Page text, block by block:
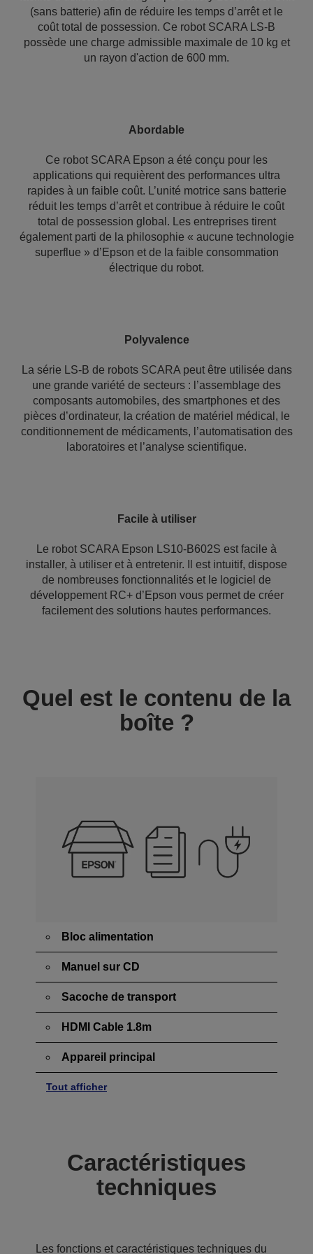
(sans batterie) afin de réduire les temps d’arrêt et le
coût total de possession. Ce robot SCARA LS-B
possède une charge admissible maximale de 10 kg et
un rayon d'action de 600 mm.
Abordable
Ce robot SCARA Epson a été conçu pour les
applications qui requièrent des performances ultra
rapides à un faible coût. L’unité motrice sans batterie
réduit les temps d’arrêt et contribue à réduire le coût
total de possession global. Les entreprises tirent
également parti de la philosophie « aucune technologie
superflue » d’Epson et de la faible consommation
électrique du robot.
Polyvalence
La série LS-B de robots SCARA peut être utilisée dans
une grande variété de secteurs : l’assemblage des
composants automobiles, des smartphones et des
pièces d’ordinateur, la création de matériel médical, le
conditionnement de médicaments, l’automatisation des
laboratoires et l’analyse scientifique.
Facile à utiliser
Le robot SCARA Epson LS10-B602S est facile à
installer, à utiliser et à entretenir. Il est intuitif, dispose
de nombreuses fonctionnalités et le logiciel de
développement RC+ d’Epson vous permet de créer
facilement des solutions hautes performances.
Quel est le contenu de la
boîte ?
Bloc alimentation
Manuel sur CD
Sacoche de transport
HDMI Cable 1.8m
Appareil principal
Tout afficher
Caractéristiques
techniques
Les fonctions et caractéristiques techniques du